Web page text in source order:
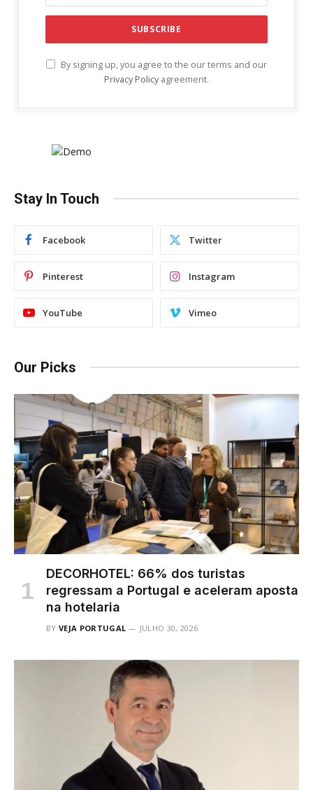
By signing up, you agree to the our terms and our
Privacy Policy agreement.
Stay In Touch
Facebook Twitter
Pinterest Instagram
YouTube Vimeo
Our Picks
DECORHOTEL: 66% dos turistas
regressam a Portugal e aceleram aposta
na hotelaria
BY VEJA PORTUGAL JULHO 30, 2026